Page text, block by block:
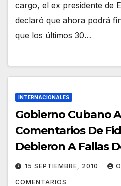
cargo, el ex presidente de
declaró que ahora podrá
que los últimos 30…
INTERNACIONALES
Gobierno Cubano
Comentarios De
Debieron A Fallas
15 SEPTIEMBRE, 2010
COMENTARIOS